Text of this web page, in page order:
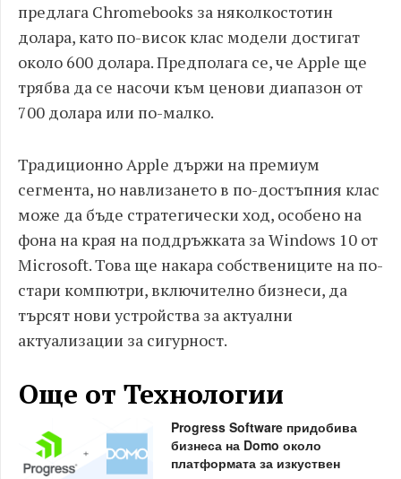
предлага Chromebooks за няколкостотин
долара, като по-висок клас модели достигат
около 600 долара. Предполага се, че Apple ще
трябва да се насочи към ценови диапазон от
700 долара или по-малко.
Традиционно Apple държи на премиум
сегмента, но навлизането в по-достъпния клас
може да бъде стратегически ход, особено на
фона на края на поддръжката за Windows 10 от
Microsoft. Това ще накара собствениците на по-
стари компютри, включително бизнеси, да
търсят нови устройства за актуални
актуализации за сигурност.
Още от Технологии
Progress Software придобива
бизнеса на Domo около
платформата за изкуствен